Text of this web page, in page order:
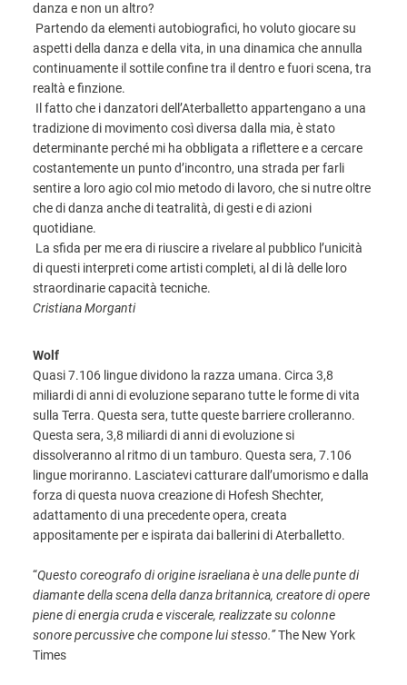
danza e non un altro?
Partendo da elementi autobiografici, ho voluto giocare su
aspetti della danza e della vita, in una dinamica che annulla
continuamente il sottile confine tra il dentro e fuori scena, tra
realtà e finzione.
Il fatto che i danzatori dell’Aterballetto appartengano a una
tradizione di movimento così diversa dalla mia, è stato
determinante perché mi ha obbligata a riflettere e a cercare
costantemente un punto d’incontro, una strada per farli
sentire a loro agio col mio metodo di lavoro, che si nutre oltre
che di danza anche di teatralità, di gesti e di azioni
quotidiane.
La sfida per me era di riuscire a rivelare al pubblico l’unicità
di questi interpreti come artisti completi, al di là delle loro
straordinarie capacità tecniche.
Cristiana Morganti
Wolf
Quasi 7.106 lingue dividono la razza umana. Circa 3,8
miliardi di anni di evoluzione separano tutte le forme di vita
sulla Terra. Questa sera, tutte queste barriere crolleranno.
Questa sera, 3,8 miliardi di anni di evoluzione si
dissolveranno al ritmo di un tamburo. Questa sera, 7.106
lingue moriranno. Lasciatevi catturare dall’umorismo e dalla
forza di questa nuova creazione di Hofesh Shechter,
adattamento di una precedente opera, creata
appositamente per e ispirata dai ballerini di Aterballetto.
“Questo coreografo di origine israeliana è una delle punte di
diamante della scena della danza britannica, creatore di opere
piene di energia cruda e viscerale, realizzate su colonne
sonore percussive che compone lui stesso.”The New York
Times